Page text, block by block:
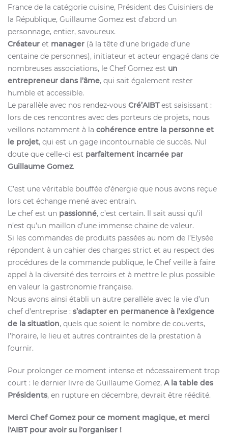
France de la catégorie cuisine, Président des Cuisiniers de
la République, Guillaume Gomez est d’abord un
personnage, entier, savoureux.
Créateur et manager (à la tête d’une brigade d’une
centaine de personnes), initiateur et acteur engagé dans de
nombreuses associations, le Chef Gomez est un
entrepreneur dans l’âme, qui sait également rester
humble et accessible.
Le parallèle avec nos rendez-vous Cré’AIBTest saisissant :
lors de ces rencontres avec des porteurs de projets, nous
veillons notamment à la cohérence entre la personne et
le projet, qui est un gage incontournable de succès. Nul
doute que celle-ci est parfaitement incarnée par
Guillaume Gomez.
C’est une véritable bouffée d’énergie que nous avons reçue
lors cet échange mené avec entrain.
Le chef est un passionné, c’est certain. Il sait aussi qu’il
n’est qu’un maillon d’une immense chaine de valeur.
Si les commandes de produits passées au nom de l’Elysée
répondent à un cahier des charges strict et au respect des
procédures de la commande publique, le Chef veille à faire
appel à la diversité des terroirs et à mettre le plus possible
en valeur la gastronomie française.
Nous avons ainsi établi un autre parallèle avec la vie d’un
chef d’entreprise : s’adapter en permanence à l’exigence
de la situation, quels que soient le nombre de couverts,
l’horaire, le lieu et autres contraintes de la prestation à
fournir.
Pour prolonger ce moment intense et nécessairement trop
court : le dernier livre de Guillaume Gomez, A la table des
Présidents, en rupture en décembre, devrait être réédité.
Merci Chef Gomez pour ce moment magique, et merci
l'AIBT pour avoir su l'organiser !